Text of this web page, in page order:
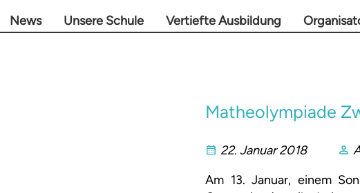
News Unsere Schule Vertiefte Ausbildung
Matheolympiade
22. Januar 2018
Am 13. Januar, einem